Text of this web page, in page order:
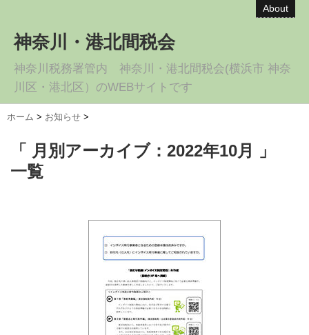
About
神奈川・港北間税会
神奈川税務署管内 神奈川・港北間税会(横浜市 神奈
川区・港北区）のWEBサイトです
ホーム > お知らせ >
「 月別アーカイブ：2022年10月 」
一覧